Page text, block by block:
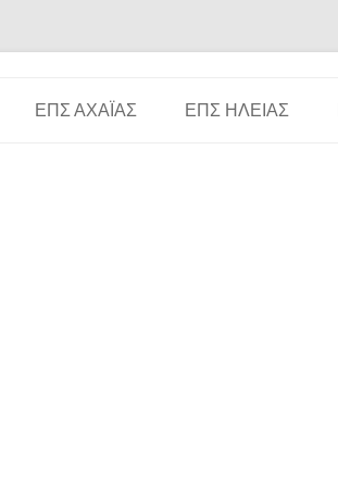
ΕΠΣ ΑΧΑΪ́ΑΣ ΕΠΣ ΗΛΕΊΑΣ